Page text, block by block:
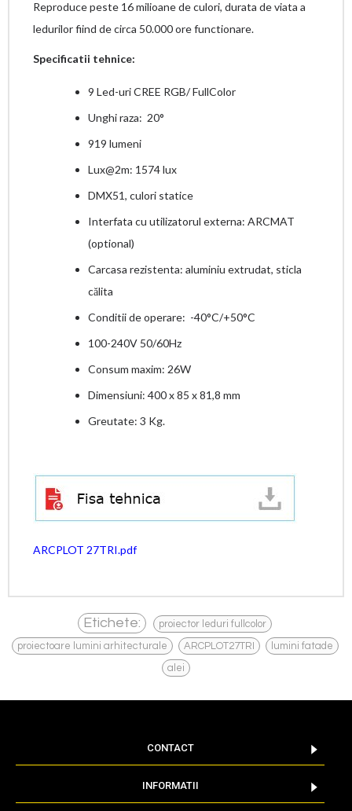
Reproduce peste 16 milioane de culori, durata de viata a
ledurilor fiind de circa 50.000 ore functionare.
Specificatii tehnice:
9 Led-uri CREE RGB/ FullColor
Unghi raza: 20°
919 lumeni
Lux@2m: 1574 lux
DMX51, culori statice
Interfata cu utilizatorul externa: ARCMAT
(optional)
Carcasa rezistenta: aluminiu extrudat, sticla
călita
Conditii de operare: -40°C/+50°C
100-240V 50/60Hz
Consum maxim: 26W
Dimensiuni: 400 x 85 x 81,8 mm
Greutate: 3 Kg.
ARCPLOT 27TRI.pdf
Etichete: proiector leduri fullcolor
proiectoare lumini arhitecturale , ARCPLOT27TRI , lumini fatade ,
alei
CONTACT
INFORMATII